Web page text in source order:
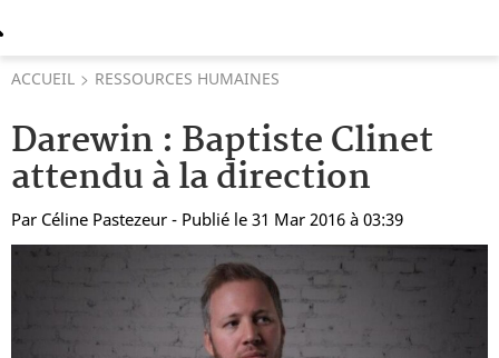
ACCUEIL RESSOURCES HUMAINES
Darewin : Baptiste Clinet
attendu à la direction
Par Céline Pastezeur - Publié le 31 Mar 2016 à 03:39